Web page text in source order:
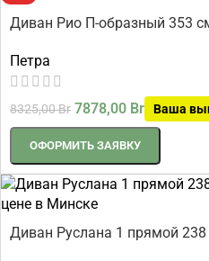
Диван Рио П-образный 353
Петра
8325,00Br 7878,00 Br Ваша
ОФОРМИТЬ ЗАЯВКУ
Диван Руслана 1 прямой